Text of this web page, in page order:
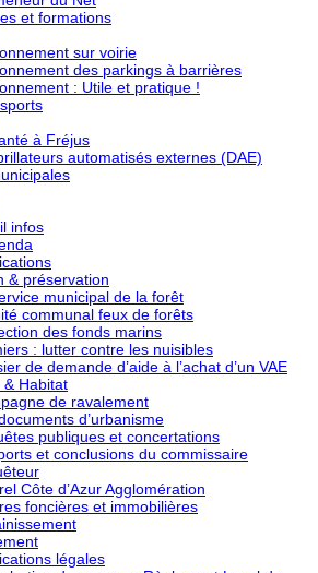
et formations
sur voirie
des parkings à barrières
: Utile et pratique !
à Fréjus
automatisés externes (DAE)
infos
& préservation
municipal de la forêt
communal feux de forêts
des fonds marins
: lutter contre les nuisibles
de demande d’aide à l’achat d’un VAE
& Habitat
de ravalement
d’urbanisme
publiques et concertations
et conclusions du commissaire
Côte d’Azur Agglomération
foncières et immobilières
légales